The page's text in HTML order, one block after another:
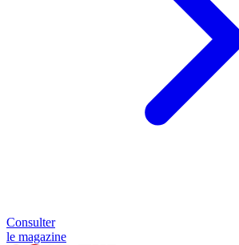
Consulter
le magazine